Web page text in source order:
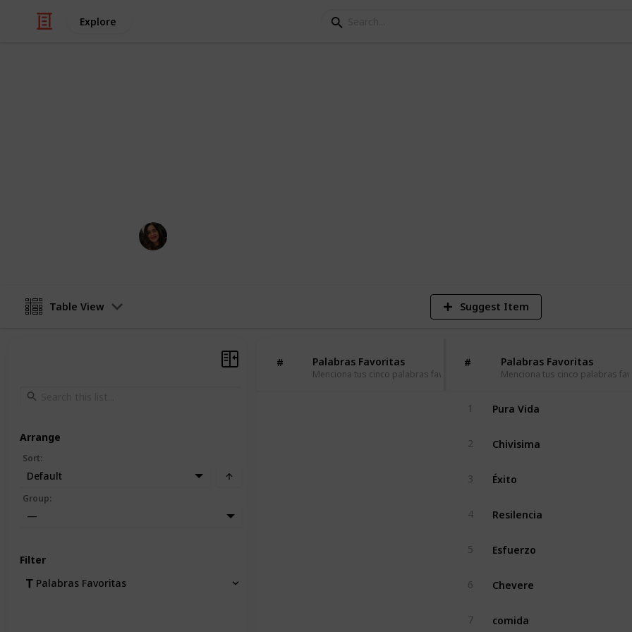
Explore
Table View Suggest Item
# Palabras Favoritas
Menciona tus cinco palabras favoritas del idioma español
# Palabras Favoritas
Menciona tus cinco palabras
1 Pura Vida
2 Chivisima
3 Éxito
4 Resilencia
5 Esfuerzo
6 Chevere
7 comida
Arrange
Sort:
Default
Group:
—
Filter
Palabras Favoritas